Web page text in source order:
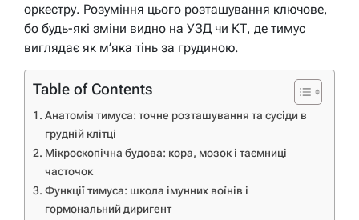
оркестру. Розуміння цього розташування ключове,
бо будь-які зміни видно на УЗД чи КТ, де тимус
виглядає як м’яка тінь за грудиною.
Table of Contents
Анатомія тимуса: точне розташування та сусіди в
грудній клітці
Мікроскопічна будова: кора, мозок і таємниці
часточок
Функції тимуса: школа імунних воїнів і
гормональний диригент